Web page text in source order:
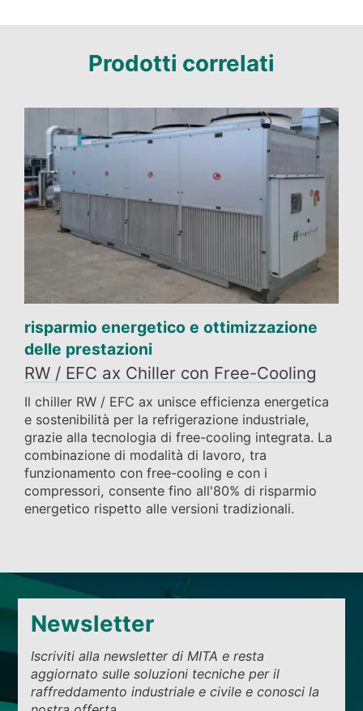
Prodotti correlati
risparmio energetico e ottimizzazione
delle prestazioni
RW / EFC ax Chiller con Free-Cooling
Il chiller RW / EFC ax unisce efficienza energetica
e sostenibilità per la refrigerazione industriale,
grazie alla tecnologia di free-cooling integrata. La
combinazione di modalità di lavoro, tra
funzionamento con free-cooling e con i
compressori, consente fino all'80% di risparmio
energetico rispetto alle versioni tradizionali.
Newsletter
Iscriviti alla newsletter di MITA e resta
aggiornato sulle soluzioni tecniche per il
raffreddamento industriale e civile e conosci la